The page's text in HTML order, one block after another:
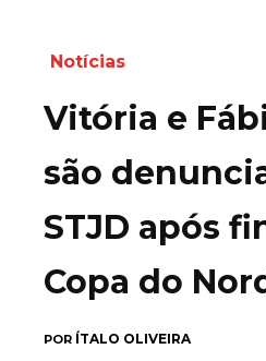
Notícias
Vitória e
são
STJD após
Copa do
POR ÍTALO OLIVEIRA